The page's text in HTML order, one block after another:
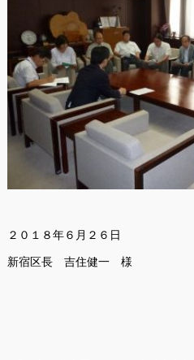
２０１８年６月２６日
新宿区長 吉住健一 様